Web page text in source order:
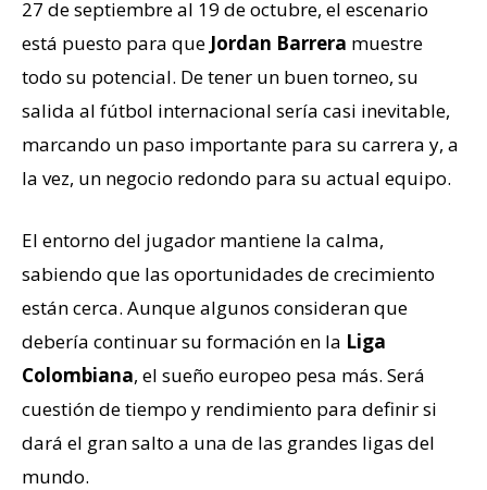
27 de septiembre al 19 de octubre, el escenario
está puesto para que Jordan Barrera muestre
todo su potencial. De tener un buen torneo, su
salida al fútbol internacional sería casi inevitable,
marcando un paso importante para su carrera y, a
la vez, un negocio redondo para su actual equipo.
El entorno del jugador mantiene la calma,
sabiendo que las oportunidades de crecimiento
están cerca. Aunque algunos consideran que
debería continuar su formación en la Liga
Colombiana, el sueño europeo pesa más. Será
cuestión de tiempo y rendimiento para definir si
dará el gran salto a una de las grandes ligas del
mundo.